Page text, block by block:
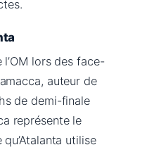
lors des face-
auteur de
de demi-finale
représente le
utilise